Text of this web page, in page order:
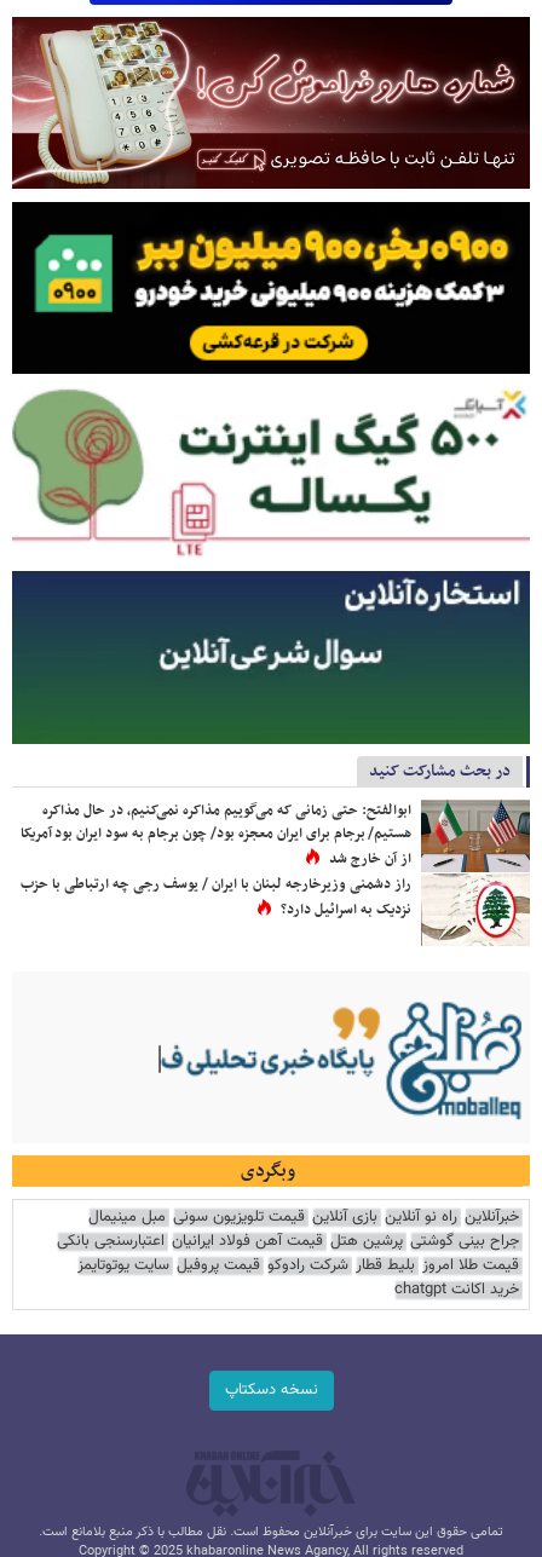
در بحث مشارکت کنید
ابوالفتح: حتی زمانی که می‌گوییم مذاکره نمی‌کنیم، در حال مذاکره
هستیم/ برجام برای ایران معجزه بود/ چون برجام به سود ایران بود آمریکا
از آن خارج شد
راز دشمنی وزیرخارجه لبنان با ایران / یوسف رجی چه ارتباطی با حزب
نزدیک به اسرائیل دارد؟
وبگردی
خبرآنلاین راه نو آنلاین بازی آنلاین قیمت تلویزیون سونی مبل مینیمال
جراح بینی گوشتی پرشین هتل قیمت آهن فولاد ایرانیان اعتبارسنجی بانکی
قیمت طلا امروز بلیط قطار شرکت رادوکو قیمت پروفیل سایت یوتوتایمز
خرید اکانت chatgpt
نسخه دسکتاپ
تمامی حقوق این سایت برای خبرآنلاین محفوظ است. نقل مطالب با ذکر منبع بلامانع است.
Copyright © 2025 khabaronline News Agancy, All rights reserved